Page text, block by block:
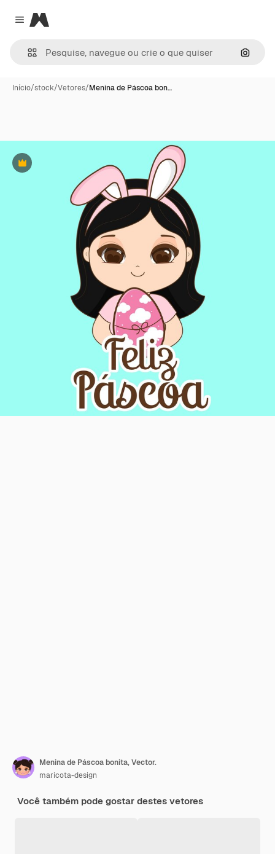
Close menu
Magnific
Início/stock/Vetores/Menina de Páscoa bon…
Premium
Menina de Páscoa bonita, Vector.
maricota-design
Você também pode gostar destes vetores